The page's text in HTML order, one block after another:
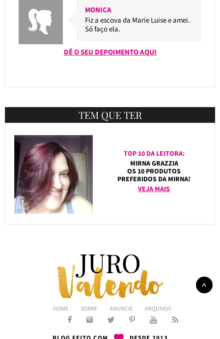
MONICA
Fiz a escova da Marie Luise e amei.
Só faço ela.
DÊ O SEU DEPOIMENTO AQUI
TEM QUE TER
TOP 10 DA LEITORA:
MIRNA GRAZZIA
OS 10 PRODUTOS
PREFERIDOS DA MIRNA!
VEJA MAIS
HOME SOBRE ANUNCIE ARQUIVOS